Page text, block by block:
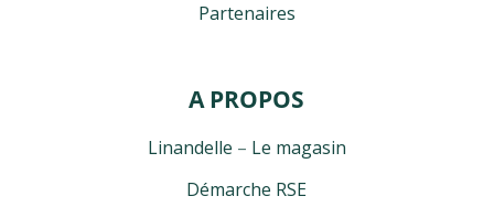
Partenaires
A PROPOS
Linandelle – Le magasin
Démarche RSE